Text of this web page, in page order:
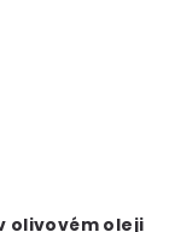
olivovém oleji